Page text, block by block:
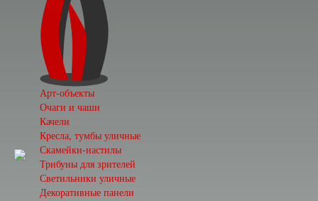
Арт-объекты
Очаги и чаши
Качели
Кресла, тумбы уличные
Скамейки-настилы
Трибуны для зрителей
Светильники уличные
Декоративные панели